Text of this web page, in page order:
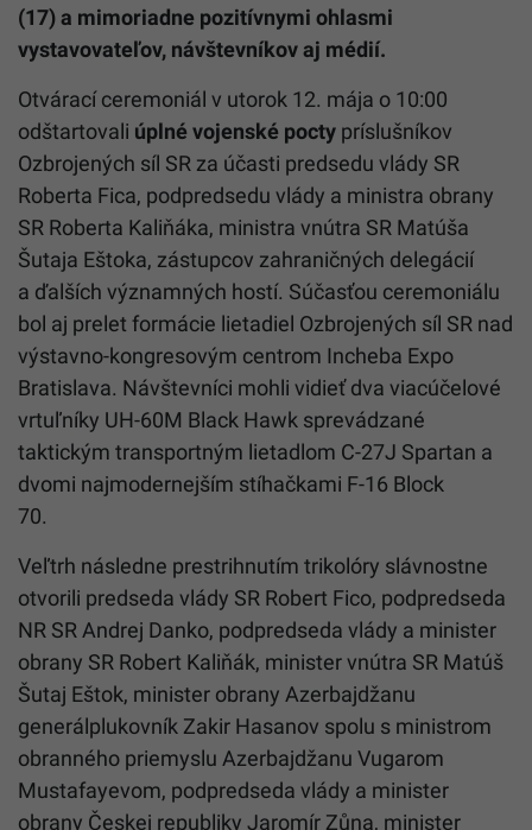
(17) a mimoriadne pozitívnymi ohlasmi
vystavovateľov, návštevníkov aj médií.
Otvárací ceremoniál v utorok 12. mája o 10:00
odštartovali úplné vojenské pocty príslušníkov
Ozbrojených síl SR za účasti predsedu vlády SR
Roberta Fica, podpredsedu vlády a ministra obrany
SR Roberta Kaliňáka, ministra vnútra SR Matúša
Šutaja Eštoka, zástupcov zahraničných delegácií
a ďalších významných hostí. Súčasťou ceremoniálu
bol aj prelet formácie lietadiel Ozbrojených síl SR nad
výstavno-kongresovým centrom Incheba Expo
Bratislava. Návštevníci mohli vidieť dva viacúčelové
vrtuľníky UH-60M Black Hawk sprevádzané
taktickým transportným lietadlom C-27J Spartan a
dvomi najmodernejším stíhačkami F-16 Block
70.
Veľtrh následne prestrihnutím trikolóry slávnostne
otvorili predseda vlády SR Robert Fico, podpredseda
NR SR Andrej Danko, podpredseda vlády a minister
obrany SR Robert Kaliňák, minister vnútra SR Matúš
Šutaj Eštok, minister obrany Azerbajdžanu
generálplukovník Zakir Hasanov spolu s ministrom
obranného priemyslu Azerbajdžanu Vugarom
Mustafayevom, podpredseda vlády a minister
obrany Českej republiky Jaromír Zůna, minister